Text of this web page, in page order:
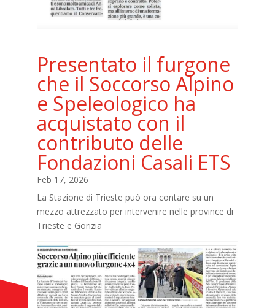
Presentato il furgone
che il Soccorso Alpino
e Speleologico ha
acquistato con il
contributo delle
Fondazioni Casali ETS
Feb 17, 2026
La Stazione di Trieste può ora contare su un
mezzo attrezzato per intervenire nelle province di
Trieste e Gorizia